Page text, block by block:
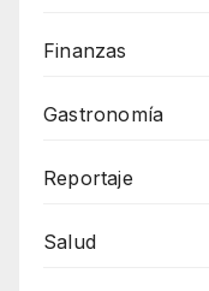
Finanzas
Gastronomía
Reportaje
Salud